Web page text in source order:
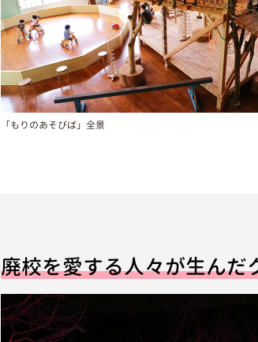
「もりのあそびば」全景
廃校を愛する人々が生んだ